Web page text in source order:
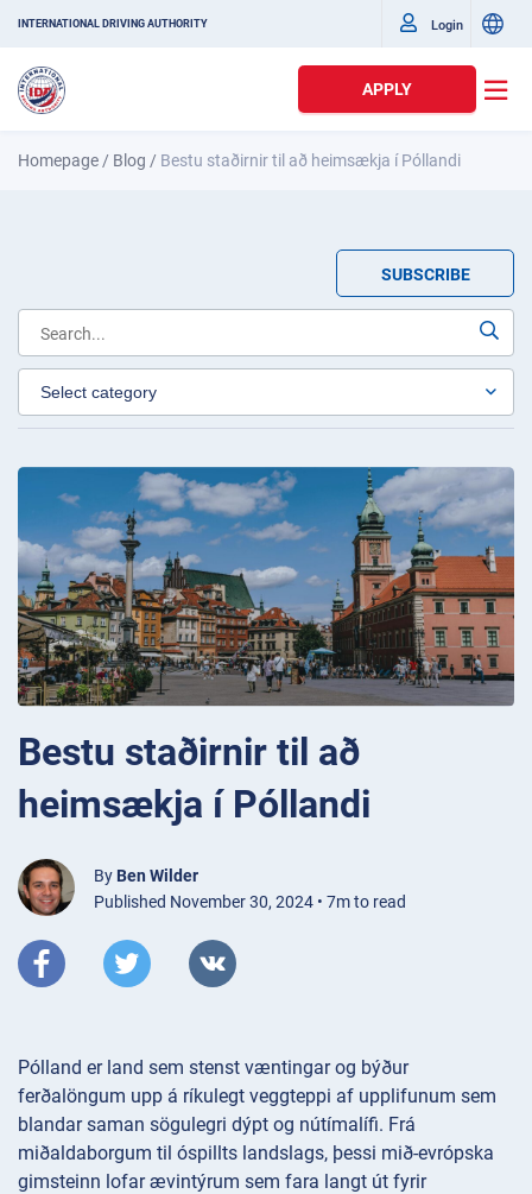
INTERNATIONAL DRIVING AUTHORITY Login
APPLY
Homepage / Blog / Bestu staðirnir til að heimsækja í Póllandi
SUBSCRIBE
Bestu staðirnir til að
heimsækja í Póllandi
By Ben Wilder
Published November 30, 2024 • 7m to read
Pólland er land sem stenst væntingar og býður
ferðalöngum upp á ríkulegt veggteppi af upplifunum sem
blandar saman sögulegri dýpt og nútímalífi. Frá
miðaldaborgum til óspillts landslags, þessi mið-evrópska
gimsteinn lofar ævintýrum sem fara langt út fyrir